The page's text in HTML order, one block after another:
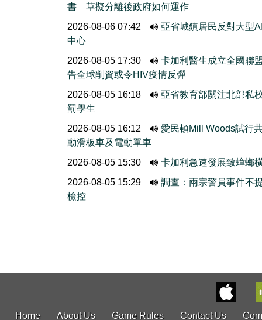
書 草擬分離後政府如何運作
2026-08-06 07:42
亞省城鎮居民反對大型
中心
2026-08-05 17:30
卡加利醫生成立全國聯
告全球削資或令HIV疫情反彈
2026-08-05 16:18
亞省教育部關注北部私
罰學生
2026-08-05 16:12
愛民頓Mill Woods試行
動滑板車及電動單車
2026-08-05 15:30
卡加利急速發展致蟑螂
2026-08-05 15:29
調查：兩宗警員事件不
檢控
Home About Us Game Rules Contact Us